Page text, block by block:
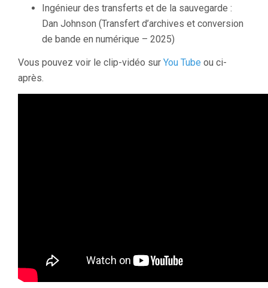
Ingénieur des transferts et de la sauvegarde :
Dan Johnson (Transfert d’archives et conversion
de bande en numérique – 2025)
Vous pouvez voir le clip-vidéo sur You Tube ou ci-
après.